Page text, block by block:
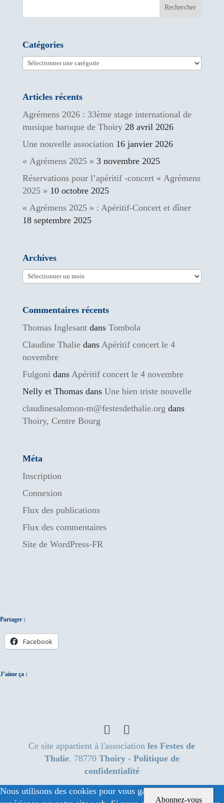
Catégories
Catégories
Articles récents
Agrémens 2026 : 33ème stage international de
musique baroque de Thoiry 28 avril 2026
Une nouvelle association 16 janvier 2026
« Agrémens 2025 » 3 novembre 2025
Réservations pour l’apéritif -concert « Agrémens
2025 » 10 octobre 2025
« Agrémens 2025 » : Apéritif-Concert et dîner
18 septembre 2025
Archives
Archives
Commentaires récents
Thomas Inglesantdans Tombola
Claudine Thaliedans Apéritif concert le 4
novembre
Fulgonidans Apéritif concert le 4 novembre
Nelly et Thomasdans Une bien triste nouvelle
claudinesalomon-m@festesdethalie.org dans
Thoiry, Centre Bourg
Méta
Inscription
Connexion
Flux des publications
Flux des commentaires
Site de WordPress-FR
Partager :
Facebook
J’aime ça :
Ce site appartient à l'associationles Festes de
Thalie. 78770 Thoiry- Politique de
confidentialité
Abonnez-vous
Nous utilisons des cookies pour vous garantir la meilleure